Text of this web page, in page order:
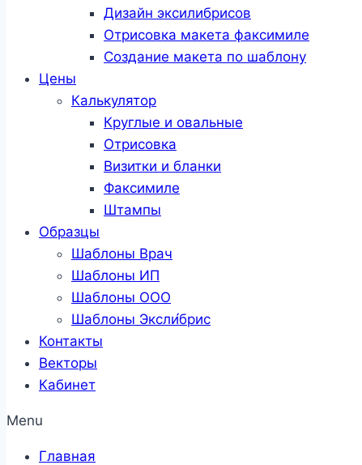
Дизайн эксилибрисов
Отрисовка макета факсимиле
Создание макета по шаблону
Цены
Калькулятор
Круглые и овальные
Отрисовка
Визитки и бланки
Факсимиле
Штампы
Образцы
Шаблоны Врач
Шаблоны ИП
Шаблоны ООО
Шаблоны Эксли́брис
Контакты
Векторы
Кабинет
Menu
Главная